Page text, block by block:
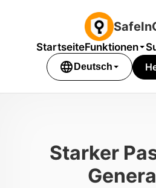
StartseiteFunktionen
language Deutsch
Starker